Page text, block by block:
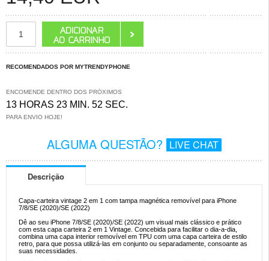
RECOMENDADOS POR MYTRENDYPHONE
ENCOMENDE DENTRO DOS PRÓXIMOS
13 HORAS 23 MIN. 51 SEC.
PARA ENVIO HOJE!
ALGUMA QUESTÃO? LIVE CHAT
Descrição
Capa-carteira vintage 2 em 1 com tampa magnética removível para iPhone
7/8/SE (2020)/SE (2022)
Dê ao seu iPhone 7/8/SE (2020)/SE (2022) um visual mais clássico e prático
com esta capa carteira 2 em 1 Vintage. Concebida para facilitar o dia-a-dia,
combina uma capa interior removível em TPU com uma capa carteira de estilo
retro, para que possa utilizá-las em conjunto ou separadamente, consoante as
suas necessidades.